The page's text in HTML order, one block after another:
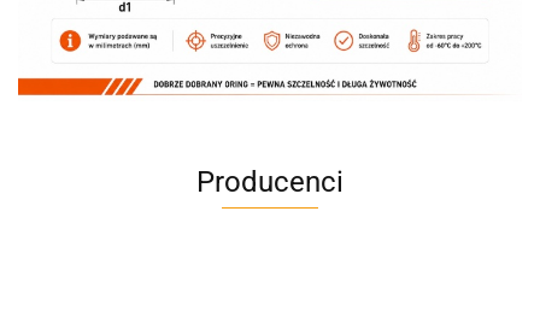
Producenci